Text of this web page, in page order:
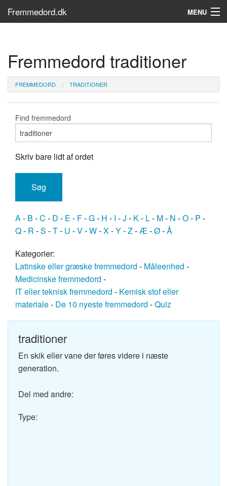
Fremmedord.dk MENU
Søg...
Find bøger
Fremmedord traditioner
FREMMEDORD TRADITIONER
Find fremmedord
Skriv bare lidt af ordet
A- B -C - D - E - F-G- H - I -J - K- L- M- N -O- P -
Q- R -S -T- U -V-W-X-Y-Z-Æ-Ø-Å
Kategorier:
Latinske eller græske fremmedord - Måleenhed -
Medicinske fremmedord -
IT eller teknisk fremmedord - Kemisk stof eller
materiale- De 10 nyeste fremmedord -Quiz
traditioner
En skik eller vane der føres videre i næste
generation.
Del med andre:
Type: